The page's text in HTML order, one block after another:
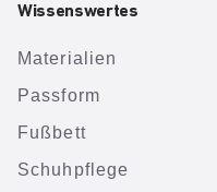
Wissenswertes
Materialien
Passform
Fußbett
Schuhpflege